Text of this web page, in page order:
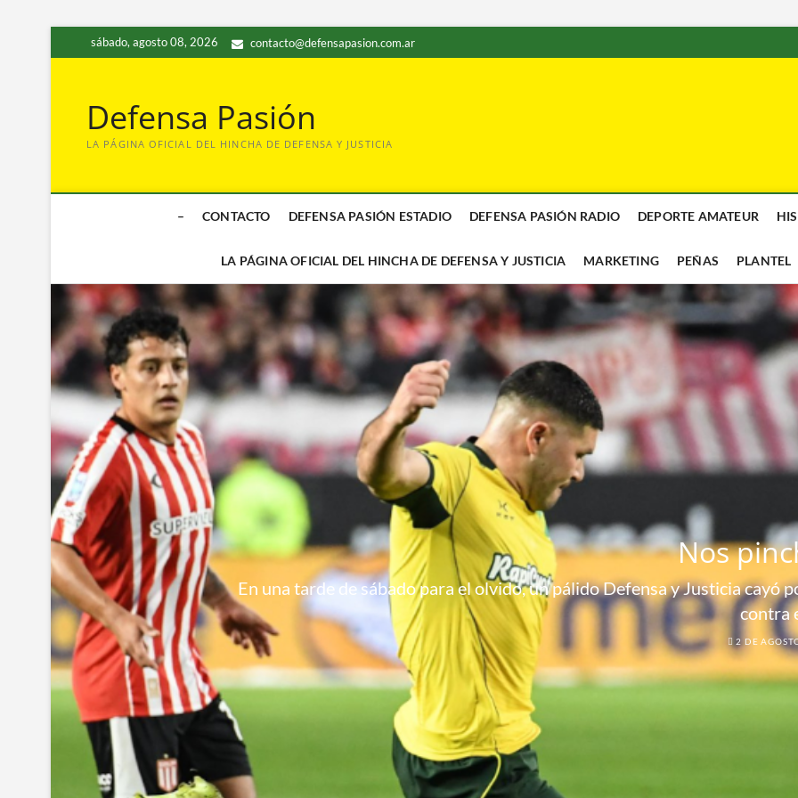
al
sábado, agosto 08, 2026 contacto@defensapasion.com.ar
Defensa Pasión
LA PÁGINA OFICIAL DEL HINCHA DE DEFENSA Y JUSTICIA
– CONTACTO DEFENSA PASIÓN ESTADIO DEFENSA PASIÓN RADIO DEPORTE AMATEUR
LA PÁGINA OFICIAL DEL HINCHA DE DEFENSA Y JUSTICIA MARKETING PEÑAS PLANTEL
Nos
En una tarde de sábado para el olvido, un pálido Defensa y Justicia cayó
contra
2 DE